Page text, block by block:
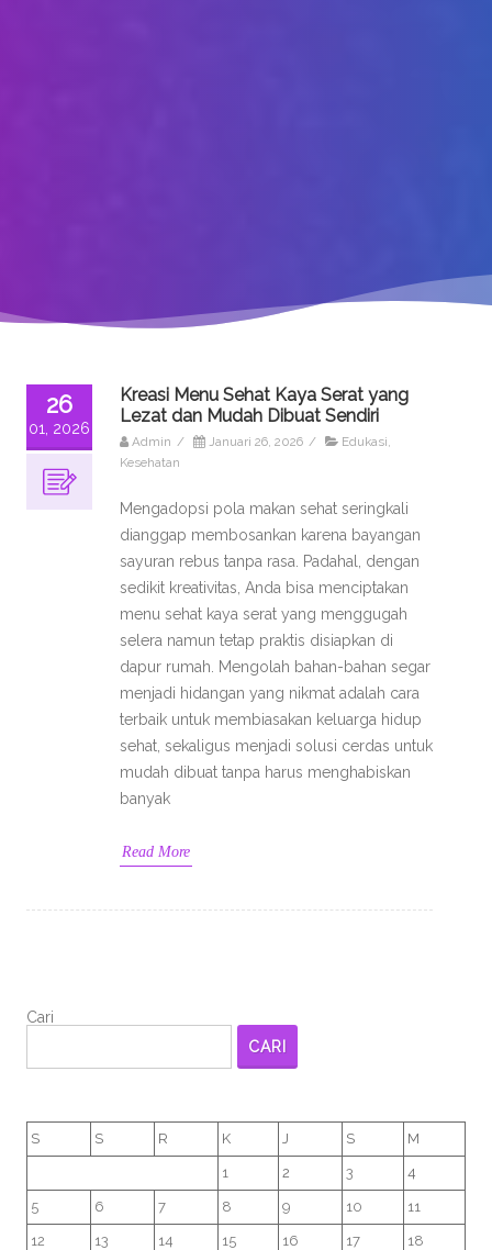
26
01, 2026
Kreasi Menu Sehat Kaya Serat yang
Lezat dan Mudah Dibuat Sendiri
Admin / Januari 26, 2026 / Edukasi,
Kesehatan
Mengadopsi pola makan sehat seringkali
dianggap membosankan karena bayangan
sayuran rebus tanpa rasa. Padahal, dengan
sedikit kreativitas, Anda bisa menciptakan
menu sehat kaya serat yang menggugah
selera namun tetap praktis disiapkan di
dapur rumah. Mengolah bahan-bahan segar
menjadi hidangan yang nikmat adalah cara
terbaik untuk membiasakan keluarga hidup
sehat, sekaligus menjadi solusi cerdas untuk
mudah dibuat tanpa harus menghabiskan
banyak
Read More
Cari
CARI
S S R K J S M
1 2 3 4
5 6 7 8 9 10 11
12 13 14 15 16 17 18